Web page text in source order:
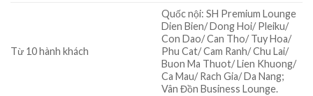
Từ 10 hành khách
Quốc nội:SH Premium Lounge
Dien Bien/ Dong Hoi/ Pleiku/
Con Dao/ Can Tho/ Tuy Hoa/
Phu Cat/ Cam Ranh/ Chu Lai/
Buon Ma Thuot/ Lien Khuong/
Ca Mau/ Rach Gia/ Da Nang;
Vân Đồn Business Lounge.